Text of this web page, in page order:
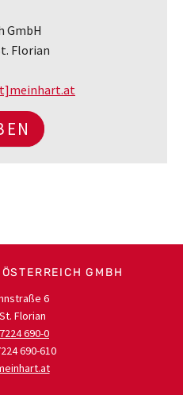
GmbH
Florian
GMBH
6
Florian
690-0
690-610